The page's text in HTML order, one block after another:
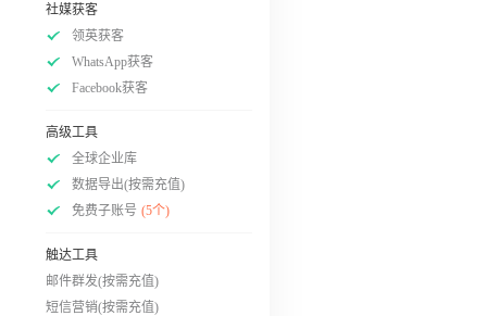
社媒获客
领英获客
WhatsApp获客
Facebook获客
高级工具
全球企业库
数据导出(按需充值)
免费子账号 (5个)
触达工具
邮件群发(按需充值)
短信营销(按需充值)